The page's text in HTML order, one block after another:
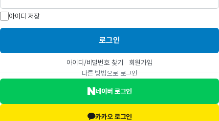
아이디 저장
로그인
아이디/비밀번호 찾기
회원가입
다른 방법으로 로그인
네이버 로그인
카카오 로그인